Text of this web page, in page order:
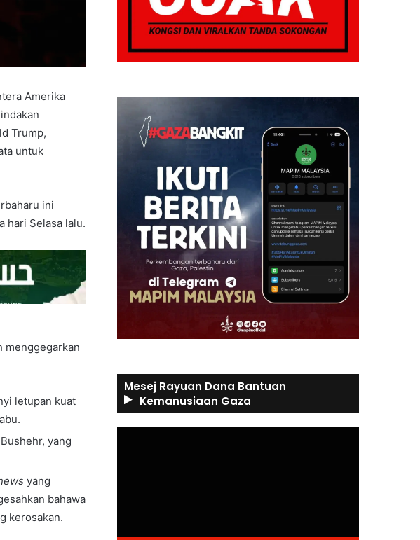
Amerika
Trump,
untuk
ini
hari Selasa lalu.
menggegarkan
letupan kuat
yang
yang
bahawa
kerosakan.
Mesej Rayuan Dana Bantuan
Kemanusiaan Gaza